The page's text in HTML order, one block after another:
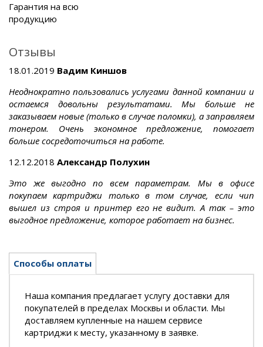
Гарантия на всю
продукцию
Отзывы
18.01.2019 Вадим Киншов
Неоднократно пользовались услугами данной компании и
остаемся довольны результатами. Мы больше не
заказываем новые (только в случае поломки), а заправляем
тонером. Очень экономное предложение, помогает
больше сосредоточиться на работе.
12.12.2018 Александр Полухин
Это же выгодно по всем параметрам. Мы в офисе
покупаем картриджи только в том случае, если чип
вышел из строя и принтер его не видит. А так – это
выгодное предложение, которое работает на бизнес.
Способы оплаты
Наша компания предлагает услугу доставки для
покупателей в пределах Москвы и области. Мы
доставляем купленные на нашем сервисе
картриджи к месту, указанному в заявке.